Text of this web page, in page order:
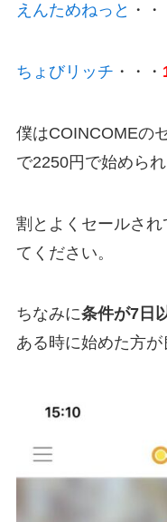
えんためねっと ・・
ちょびリッチ ・・・
僕はCOINCOMEの
で2250円で始められ
割とよくセールさ
てください。
ちなみに条件が7日
ある時に始めた方が